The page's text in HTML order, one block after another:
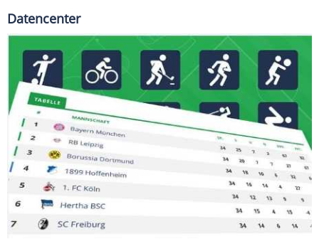
Datencenter